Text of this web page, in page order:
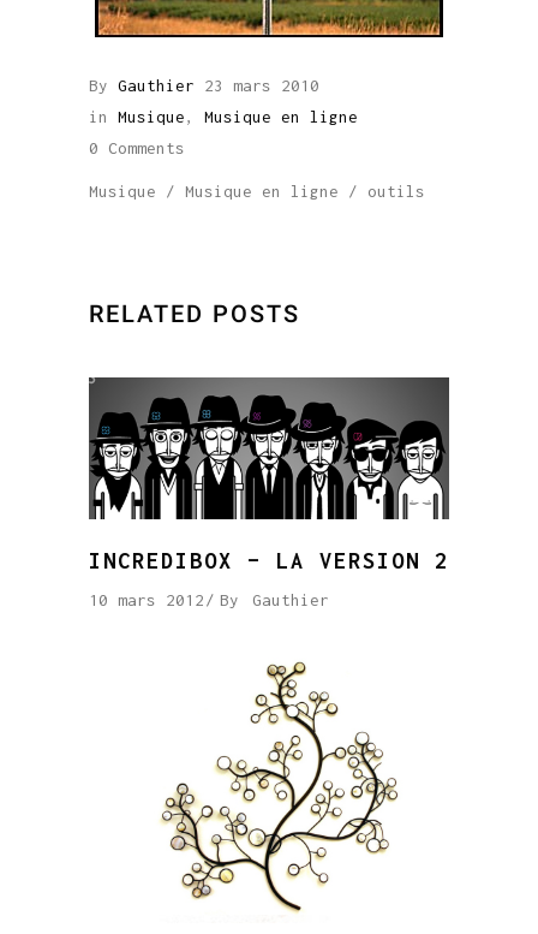
By Gauthier
23 mars 2010
in Musique, Musique en ligne
0 Comments
Musique / Musique en ligne / outils
RELATED POSTS
INCREDIBOX – LA VERSION 2
10 mars 2012 By Gauthier